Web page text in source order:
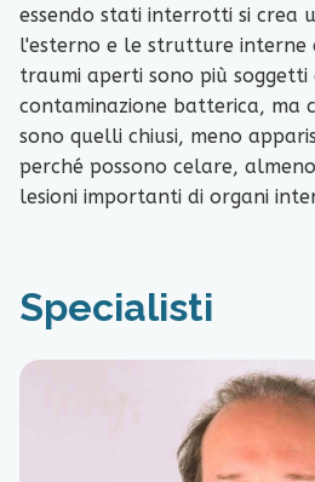
essendo stati interrotti si crea
l'esterno e le strutture interne
traumi aperti sono più soggetti
contaminazione batterica, ma
sono quelli chiusi, meno
perché possono celare,
lesioni importanti di organi
Specialisti